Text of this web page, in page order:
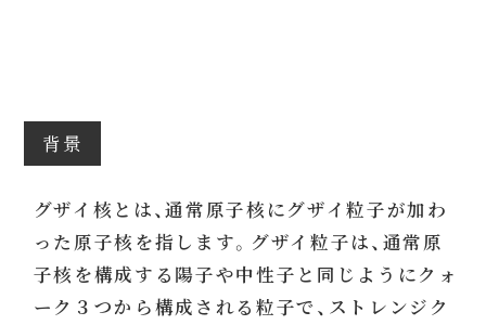
背景
グザイ核とは、通常原子核にグザイ粒子が加わ
った原子核を指します。グザイ粒子は、通常原
子核を構成する陽子や中性子と同じようにクォ
ーク３つから構成される粒子で、ストレンジク